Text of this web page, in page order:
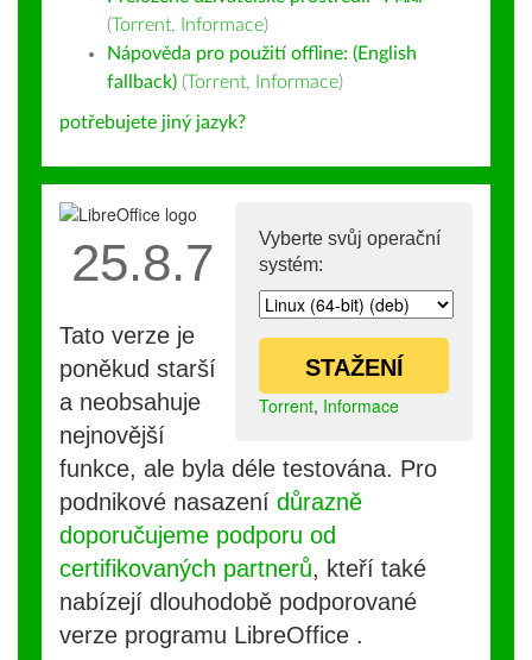
(Torrent, Informace)
Nápověda pro použití offline: (English
fallback) (Torrent, Informace)
potřebujete jiný jazyk?
Vyberte svůj operační
systém:
STAŽENÍ
Torrent, Informace
25.8.7
Tato verze je
poněkud starší
a neobsahuje
nejnovější
funkce, ale byla déle testována. Pro
podnikové nasazení důrazně
doporučujeme podporu od
certifikovaných partnerů, kteří také
nabízejí dlouhodobě podporované
verze programu LibreOffice .